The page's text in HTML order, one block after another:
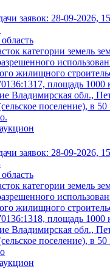
заявок: 28-09-2026,
категории земель
жилищного
площадь 1000
Владимирская обл.,
поселение), в 50
заявок: 28-09-2026,
категории земель
жилищного
площадь 1000
Владимирская обл.,
поселение), в 50